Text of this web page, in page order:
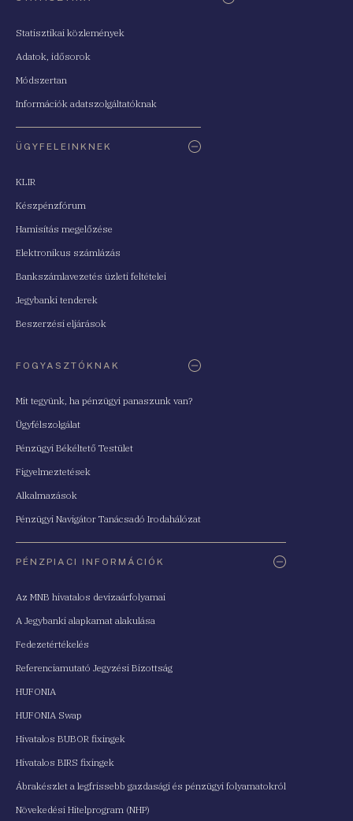
Statisztikai közlemények
Adatok, idősorok
Módszertan
Információk adatszolgáltatóknak
ÜGYFELEINKNEK
KLIR
Készpénzfórum
Hamisítás megelőzése
Elektronikus számlázás
Bankszámlavezetés üzleti feltételei
Jegybanki tenderek
Beszerzési eljárások
FOGYASZTÓKNAK
Mit tegyünk, ha pénzügyi panaszunk van?
Ügyfélszolgálat
Pénzügyi Békéltető Testület
Figyelmeztetések
Alkalmazások
Pénzügyi Navigátor Tanácsadó Irodahálózat
PÉNZPIACI INFORMÁCIÓK
Az MNB hivatalos devizaárfolyamai
A Jegybanki alapkamat alakulása
Fedezetértékelés
Referenciamutató Jegyzési Bizottság
HUFONIA
HUFONIA Swap
Hivatalos BUBOR fixingek
Hivatalos BIRS fixingek
Ábrakészlet a legfrissebb gazdasági és pénzügyi folyamatokról
Növekedési Hitelprogram (NHP)